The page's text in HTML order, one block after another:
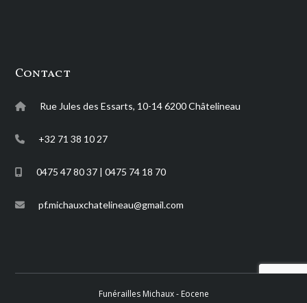
Contact
Rue Jules des Essarts, 10-14 6200 Châtelineau
+32 71 38 10 27
0475 47 80 37 | 0475 74 18 70
pf.michauxchatelineau@gmail.com
Funérailles Michaux -Eocene